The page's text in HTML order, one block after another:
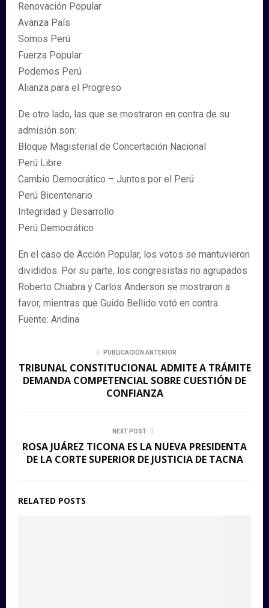
Renovación Popular
Avanza País
Somos Perú
Fuerza Popular
Podemos Perú
Alianza para el Progreso
De otro lado, las que se mostraron en contra de su
admisión son:
Bloque Magisterial de Concertación Nacional
Perú Libre
Cambio Democrático – Juntos por el Perú
Perú Bicentenario
Integridad y Desarrollo
Perú Democrático
En el caso de Acción Popular, los votos se mantuvieron
divididos. Por su parte, los congresistas no agrupados
Roberto Chiabra y Carlos Anderson se mostraron a
favor, mientras que Guido Bellido votó en contra.
Fuente: Andina
PUBLICACIÓN ANTERIOR
TRIBUNAL CONSTITUCIONAL ADMITE A TRÁMITE
DEMANDA COMPETENCIAL SOBRE CUESTIÓN DE
CONFIANZA
NEXT POST
ROSA JUÁREZ TICONA ES LA NUEVA PRESIDENTA
DE LA CORTE SUPERIOR DE JUSTICIA DE TACNA
RELATED POSTS